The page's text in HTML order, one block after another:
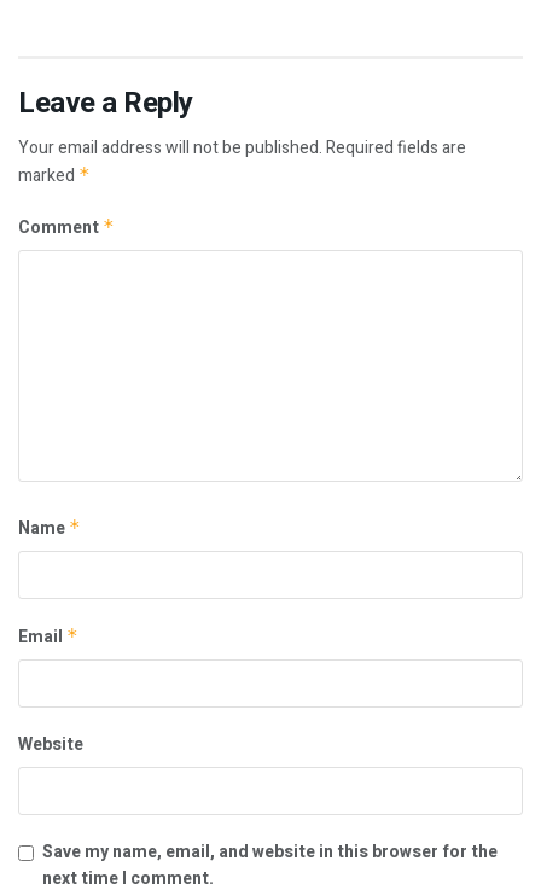
Leave a Reply
Your email address will not be published.Required fields are
marked *
Comment *
Name *
Email *
Website
Save my name, email, and website in this browser for the
next time I comment.